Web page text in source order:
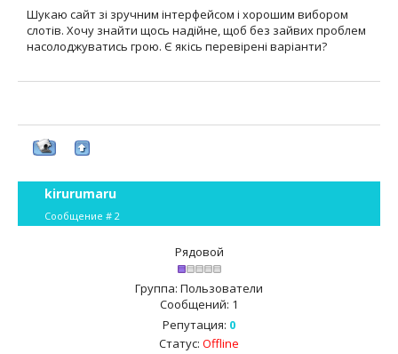
Шукаю сайт зі зручним інтерфейсом і хорошим вибором
слотів. Хочу знайти щось надійне, щоб без зайвих проблем
насолоджуватись грою. Є якісь перевірені варіанти?
kirurumaru
Сообщение # 2
Рядовой
Группа: Пользователи
Сообщений: 1
Репутация: 0
Статус: Offline